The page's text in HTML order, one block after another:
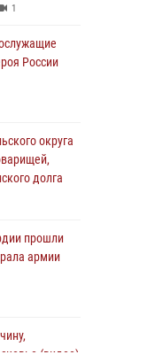
1
России
округа
долга
прошли
армии
(видео)